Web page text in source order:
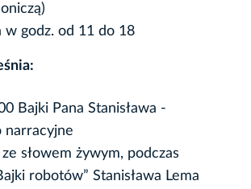
w godz. od 11 do 18
Bajki Pana Stanisława -
narracyjne
słowem żywym, podczas
robotów” Stanisława Lema